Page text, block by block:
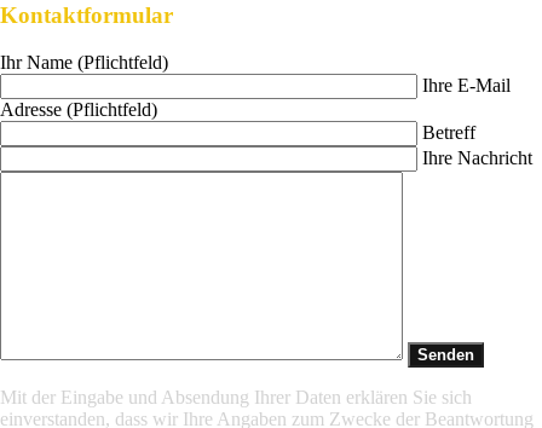
Kontaktformular
Ihr Name (Pflichtfeld)
Ihre E-Mail
Adresse (Pflichtfeld)
Betreff
Ihre Nachricht
Mit der Eingabe und Absendung Ihrer Daten erklären Sie sich
einverstanden, dass wir Ihre Angaben zum Zwecke der Beantwortung